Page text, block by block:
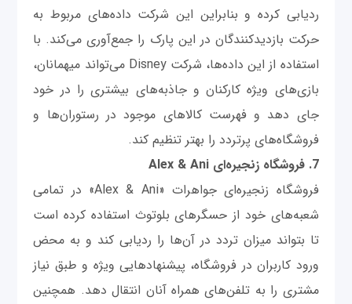
ردیابی کرده و بنابراین این شرکت داده‌های مربوط به
حرکت بازدیدکنندگان در این پارک را جمع‌آوری می‌کند. با
استفاده از این داده‌ها، شرکت Disney می‌تواند میهمانان،
بازی‌های ویژه کارکنان و جاذبه‌های بیشتری را در خود
جای دهد و فهرست کالاهای موجود در رستوران‌ها و
فروشگاه‌های پرتردد را بهتر تنظیم کند.
7. فروشگاه زنجیره‌ای Alex & Ani
فروشگاه زنجیره‌ای جواهرات «Alex & Ani» در تمامی
شعبه‌های خود از حسگرهای بلوتوث استفاده کرده است
تا بتواند میزان تردد در آن‌ها را ردیابی کند و به محض
ورود کاربران در فروشگاه، پیشنهادهایی ویژه و طبق نیاز
مشتری را به تلفن‌های همراه آنان انتقال دهد. همچنین